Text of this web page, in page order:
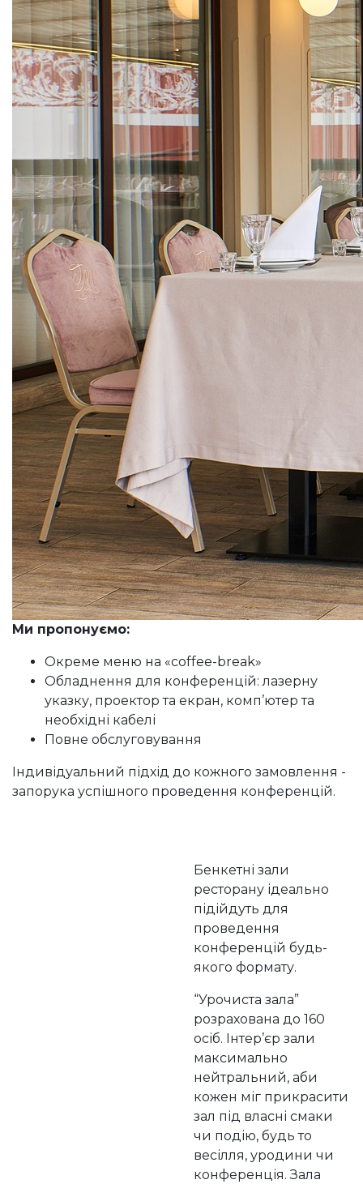
Ми пропонуємо:
Окреме меню на «coffee-break»
Обладнення для конференцій: лазерну
указку, проектор та екран, комп’ютер та
необхідні кабелі
Повне обслуговування
Індивідуальний підхід до кожного замовлення -
запорука успішного проведення конференцій.
Бенкетні зали
ресторану ідеально
підійдуть для
проведення
конференцій будь-
якого формату.
“Урочиста зала”
розрахована до 160
осіб. Інтер’єр зали
максимально
нейтральний, аби
кожен міг прикрасити
зал під власні смаки
чи подію, будь то
весілля, уродини чи
конференція. Зала